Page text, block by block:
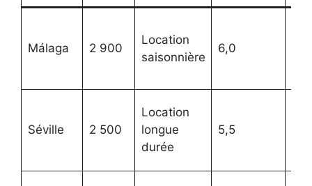
Málaga 2 900
Location
saisonnière
6,0
Séville 2 500
Location
longue
durée
5,5